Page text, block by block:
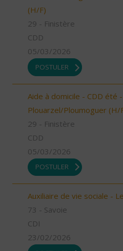
(H/F)
29 - Finistère
CDD
05/03/2026
POSTULER
Aide à domicile - CDD été
Plouarzel/Ploumoguer (H/
29 - Finistère
CDD
05/03/2026
POSTULER
Auxiliaire de vie sociale -
73 - Savoie
CDI
23/02/2026